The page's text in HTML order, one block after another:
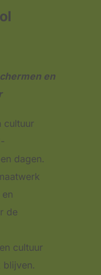
en
cultuur
dagen.
de
cultuur
blijven.